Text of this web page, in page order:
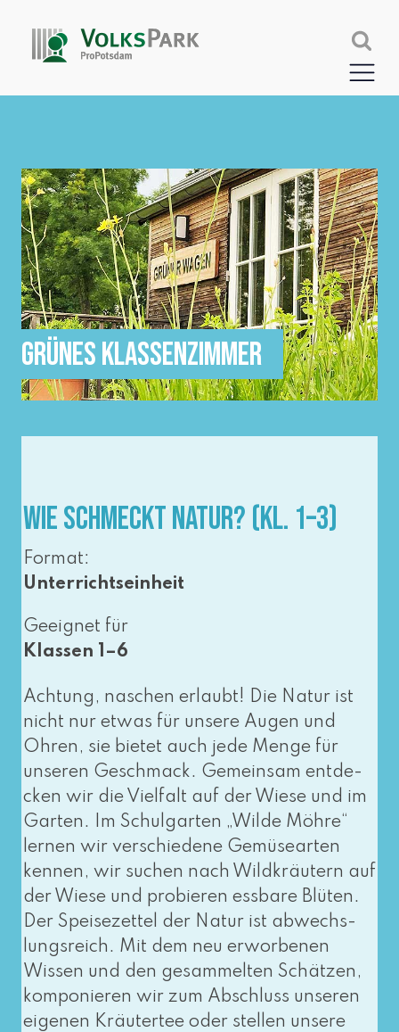
GRÜNES KLASSENZIMMER
Wie schmeckt Natur? (Kl. 1–3)
Format:
Unterrichtseinheit
Geeignet für
Klassen 1–6
Achtung, naschen erlaubt! Die Natur ist
nicht nur etwas für unse­re Augen und
Ohren, sie bie­tet auch jede Menge für
unse­ren Geschmack. Gemeinsam ent­de­
cken wir die Vielfalt auf der Wiese und im
Garten. Im Schulgarten „Wilde Möhre“
ler­nen wir ver­schie­de­ne Gemüsearten
ken­nen, wir suchen nach Wildkräutern auf
der Wiese und pro­bie­ren ess­ba­re Blüten.
Der Speisezettel der Natur ist abwechs­
lungs­reich. Mit dem neu erwor­be­nen
Wissen und den gesam­mel­ten Schätzen,
kom­po­nie­ren wir zum Abschluss unse­ren
eige­nen Kräutertee oder stel­len unse­re